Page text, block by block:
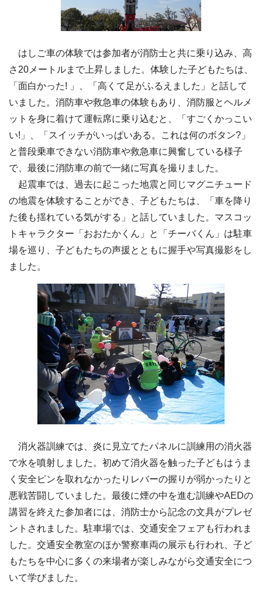
はしご車の体験では参加者が消防士と共に乗り込み、高
さ20メートルまで上昇しました。体験した子どもたちは、
「面白かった! 」、「高くて足がふるえました」と話して
いました。消防車や救急車の体験もあり、消防服とヘルメ
ットを身に着けて運転席に乗り込むと、「すごくかっこい
い!」、「スイッチがいっぱいある。これは何のボタン?」
と普段乗車できない消防車や救急車に興奮している様子
で、最後に消防車の前で一緒に写真を撮りました。
起震車では、過去に起こった地震と同じマグニチュード
の地震を体験することができ、子どもたちは、「車を降り
た後も揺れている気がする」と話していました。マスコッ
トキャラクター「おおたかくん」と「チーバくん」は駐車
場を巡り、子どもたちの声援とともに握手や写真撮影をし
ました。
消火器訓練では、炎に見立てたパネルに訓練用の消火器
で水を噴射しました。初めて消火器を触った子どもはうま
く安全ピンを取れなかったりレバーの握りが弱かったりと
悪戦苦闘していました。最後に煙の中を進む訓練やAEDの
講習を終えた参加者には、消防士から記念の文具がプレゼ
ントされました。駐車場では、交通安全フェアも行われま
した。交通安全教室のほか警察車両の展示も行われ、子ど
もたちを中心に多くの来場者が楽しみながら交通安全につ
いて学びました。